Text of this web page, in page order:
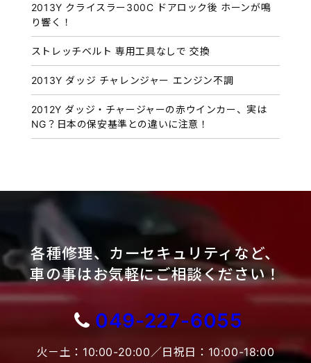
2013Y クライスラー300C ドアロック後 ホーンが鳴
り響く！
ストレッチベルト 専用工具なしで 交換
2013Y ダッジ チャレンジャー エンジン不調
2012Y ダッジ・チャージャーの赤ウインカー、実は
NG？日本の保安基準との違いに注意！
各種修理、カーセキュリティなど、
車の事はお気軽にご相談ください！
049-227-6055
火－土：10:00-20:00／日祝日：10:00-18:00